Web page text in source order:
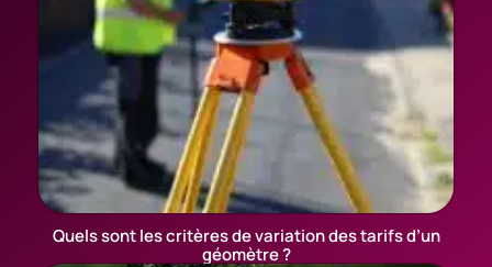
Quels sont les critères de variation des tarifs d’un
géomètre ?